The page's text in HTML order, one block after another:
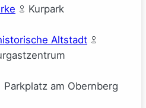
Kurpark
Altstadt
Parkplatz am Obernberg